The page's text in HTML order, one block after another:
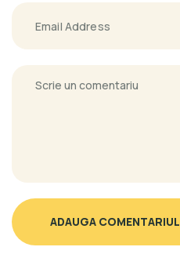
ADAUGA COMENTARIUL